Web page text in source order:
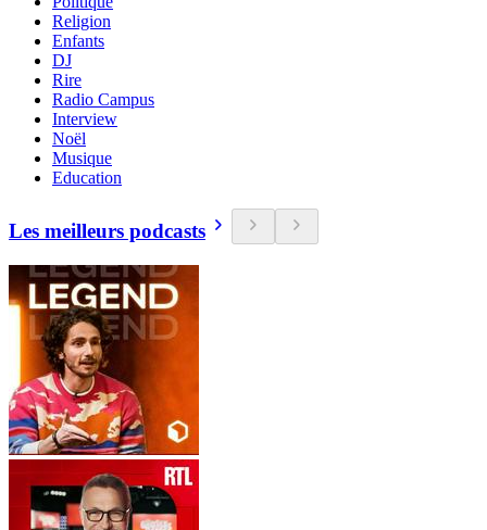
Religion
Enfants
DJ
Rire
Radio Campus
Interview
Noël
Musique
Education
Les meilleurs podcasts